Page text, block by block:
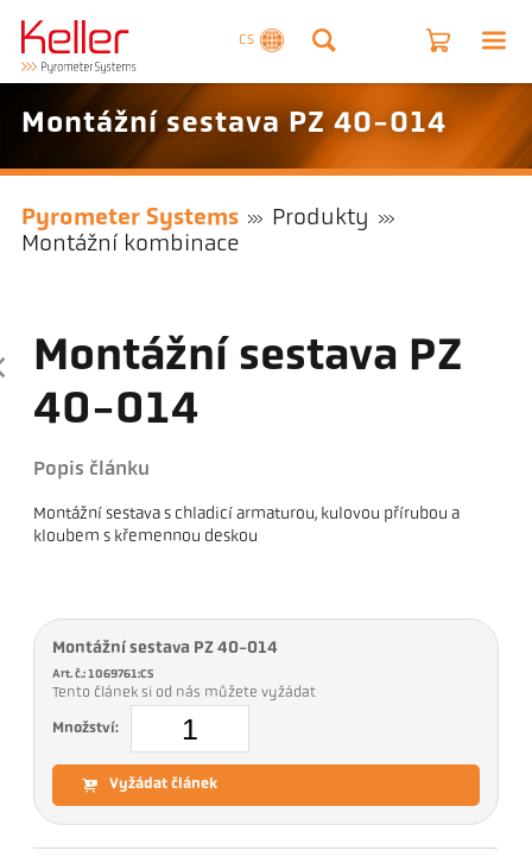
CS
Montážní sestava PZ 40-014
Pyrometer Systems
Produkty
Montážní kombinace
Montážní sestava PZ
40-014
Popis článku
Montážní sestava s chladicí armaturou, kulovou přírubou a
kloubem s křemennou deskou
Montážní sestava PZ 40-014
Art. č.: 1069761:CS
Tento článek si od nás můžete vyžádat
Množství:
Vyžádat článek